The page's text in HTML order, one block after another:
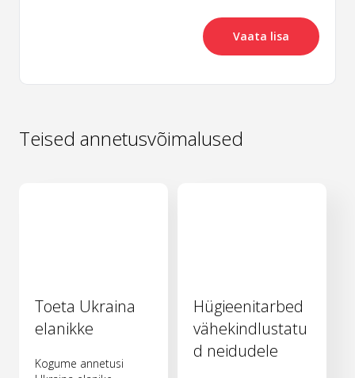
Vaata lisa
Teised annetusvõimalused
Toeta Ukraina
elanikke
Kogume annetusi
Hügieenitarbed
vähekindlustatu
d neidudele